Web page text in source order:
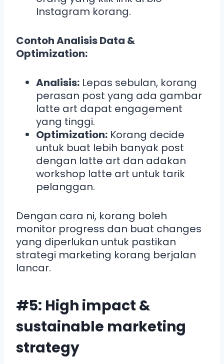
Instagram korang.
Contoh Analisis Data &
Optimization:
Analisis: Lepas sebulan, korang
perasan post yang ada gambar
latte art dapat engagement
yang tinggi.
Optimization: Korang decide
untuk buat lebih banyak post
dengan latte art dan adakan
workshop latte art untuk tarik
pelanggan.
Dengan cara ni, korang boleh
monitor progress dan buat changes
yang diperlukan untuk pastikan
strategi marketing korang berjalan
lancar.
#5: High impact &
sustainable marketing
strategy